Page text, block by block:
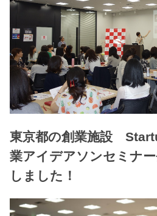
東京都の創業施設
業アイデアソンセミナ
しました！